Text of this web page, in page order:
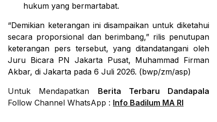
hukum yang bermartabat.
“Demikian keterangan ini disampaikan untuk diketahui
secara proporsional dan berimbang,” rilis penutupan
keterangan pers tersebut, yang ditandatangani oleh
Juru Bicara PN Jakarta Pusat, Muhammad Firman
Akbar, di Jakarta pada 6 Juli 2026. (bwp/zm/asp)
Untuk Mendapatkan Berita Terbaru Dandapala
Follow Channel WhatsApp : Info Badilum MA RI